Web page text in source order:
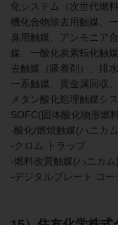
化システム（次世代燃
機化合物除去用触媒、
臭用触媒、アンモニア
媒、一酸化炭素転化触
去触媒（吸着剤）、排
一系触媒、貴金属回収
メタン酸化処理触媒シ
SOFC(固体酸化物形燃
-酸化/燃焼触媒(ハニカ
-クロム トラップ
-燃料改質触媒(ハニカム)
-デジタルプレート コー